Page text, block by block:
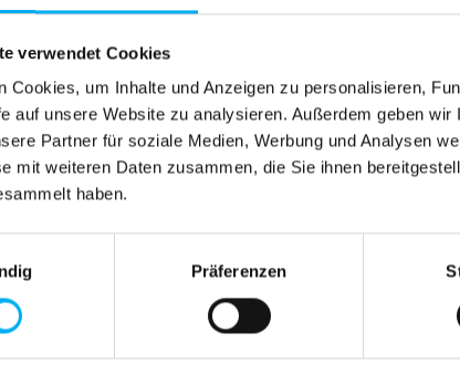
verwendet Cookies
Cookies, um Inhalte und Anzeigen zu personalisieren,
auf unsere Website zu analysieren. Außerdem geben
Partner für soziale Medien, Werbung und Analysen
mit weiteren Daten zusammen, die Sie ihnen
haben.
Präferenzen
40cm